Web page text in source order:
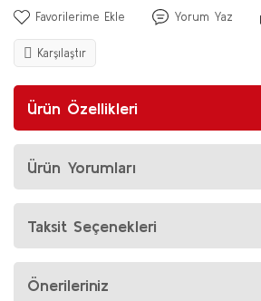
Yorum Yaz
Karşılaştır
Ürün Özellikleri
Ürün Yorumları
Taksit Seçenekleri
Önerileriniz